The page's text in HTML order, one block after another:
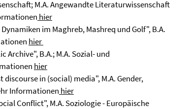
M.A. Angewandte Literaturwissenschaft
hier
im Maghreb, Mashreq und Golf", B.A.
hier
Archive", B.A.; M.A. Sozial- und
hier
in (social) media", M.A. Gender,
Informationen hier
Conflict", M.A. Soziologie - Europäische